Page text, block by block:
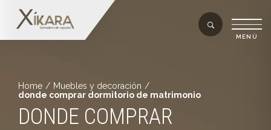
Home / Muebles y decoración /
donde comprar dormitorio de matrimonio
DONDE COMPRAR